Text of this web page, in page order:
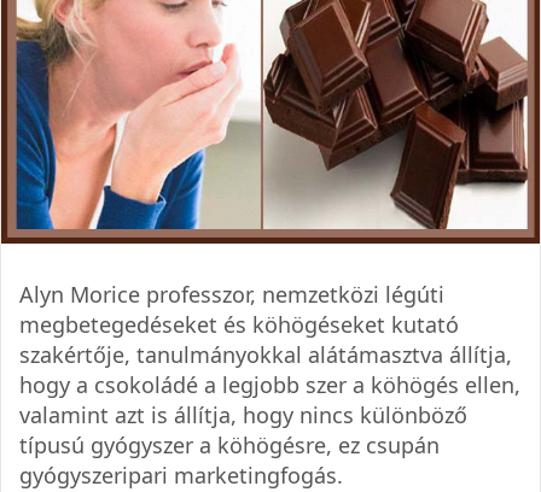
Alyn Morice professzor, nemzetközi légúti
megbetegedéseket és köhögéseket kutató
szakértője, tanulmányokkal alátámasztva állítja,
hogy a csokoládé a legjobb szer a köhögés ellen,
valamint azt is állítja, hogy nincs különböző
típusú gyógyszer a köhögésre, ez csupán
gyógyszeripari marketingfogás.